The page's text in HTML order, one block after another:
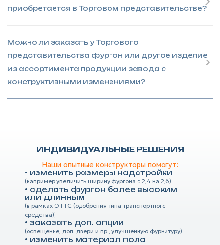
приобретается в Торговом представительстве?
Можно ли заказать у Торгового
представительства фургон или другое изделие
из ассортимента продукции завода с
конструктивными изменениями?
ИНДИВИДУАЛЬНЫЕ РЕШЕНИЯ
Наши опытные конструкторы помогут:
изменить размеры надстройки
(например увеличить ширину фургона с 2,4 на 2,6)
сделать фургон более высоким
или длинным
(в рамках ОТТС (одобрения типа транспортного
средства))
заказать доп. опции
(освещение, доп. двери и пр., улучшенную фурнитуру)
изменить материал пола